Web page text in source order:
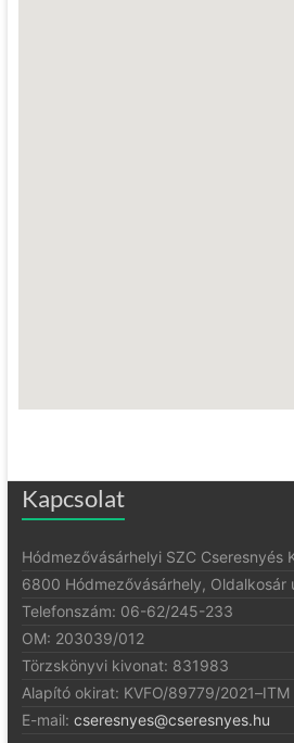
Kapcsolat
Hódmezővásárhelyi SZC Cseresnyés
6800 Hódmezővásárhely, Oldalkosár
Telefonszám: 06-62/245-233
OM: 203039/012
Törzskönyvi kivonat: 831983
Alapító okirat: KVFO/89779/2021–ITM
E-mail: cseresnyes@cseresnyes.hu